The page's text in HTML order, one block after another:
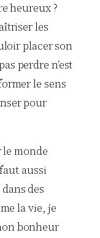
heureux ?
les
placer son
perdre n’est
le sens
pour
le monde
aussi
des
la vie, je
bonheur